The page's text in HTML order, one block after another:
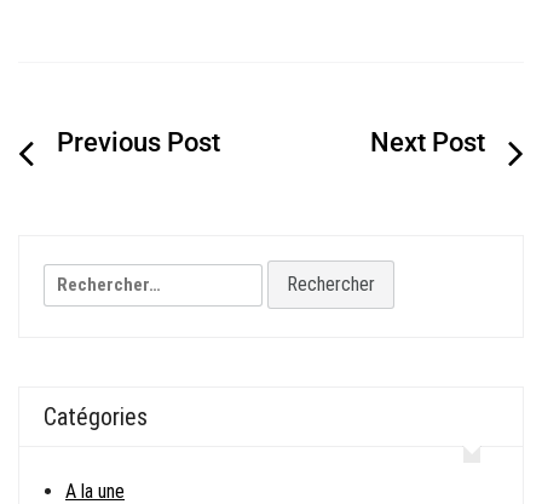
Navigation
Rechercher :
Catégories
A la une